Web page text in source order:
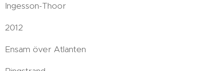
Ingesson-Thoor
2012
Ensam över Atlanten